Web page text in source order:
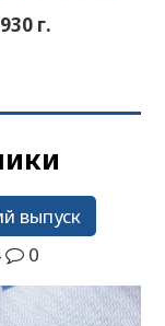
г.
выпуск
0